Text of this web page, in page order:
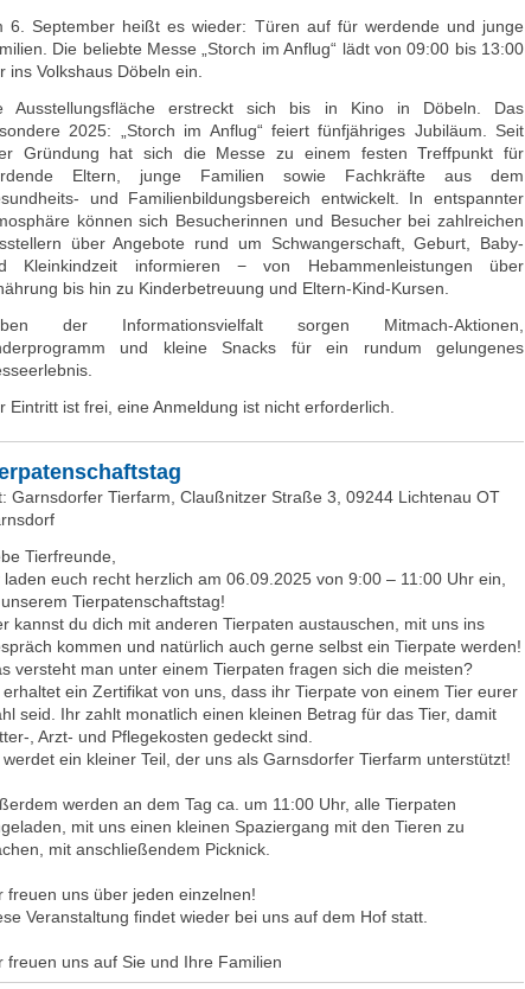
6. September heißt es wieder: Türen auf für werdende und junge
Die beliebte Messe „Storch im Anflug“ lädt von 09:00 bis 13:00
ins Volkshaus Döbeln ein.
Ausstellungsfläche erstreckt sich bis in Kino in Döbeln. Das
2025: „Storch im Anflug“ feiert fünfjähriges Jubiläum. Seit
Gründung hat sich die Messe zu einem festen Treffpunkt für
Eltern, junge Familien sowie Fachkräfte aus dem
und Familienbildungsbereich entwickelt. In entspannter
können sich Besucherinnen und Besucher bei zahlreichen
über Angebote rund um Schwangerschaft, Geburt, Baby-
Kleinkindzeit informieren − von Hebammenleistungen über
bis hin zu Kinderbetreuung und Eltern-Kind-Kursen.
der Informationsvielfalt sorgen Mitmach-Aktionen,
und kleine Snacks für ein rundum gelungenes
Eintritt ist frei, eine Anmeldung ist nicht erforderlich.
Garnsdorfer Tierfarm, Claußnitzer Straße 3, 09244 Lichtenau OT
Tierfreunde,
laden euch recht herzlich am 06.09.2025 von 9:00 – 11:00 Uhr ein,
Tierpatenschaftstag!
kannst du dich mit anderen Tierpaten austauschen, mit uns ins
kommen und natürlich auch gerne selbst ein Tierpate werden!
versteht man unter einem Tierpaten fragen sich die meisten?
erhaltet ein Zertifikat von uns, dass ihr Tierpate von einem Tier eurer
seid. Ihr zahlt monatlich einen kleinen Betrag für das Tier, damit
, Arzt- und Pflegekosten gedeckt sind.
werdet ein kleiner Teil, der uns als Garnsdorfer Tierfarm unterstützt!
werden an dem Tag ca. um 11:00 Uhr, alle Tierpaten
mit uns einen kleinen Spaziergang mit den Tieren zu
mit anschließendem Picknick.
freuen uns über jeden einzelnen!
Veranstaltung findet wieder bei uns auf dem Hof statt.
freuen uns auf Sie und Ihre Familien